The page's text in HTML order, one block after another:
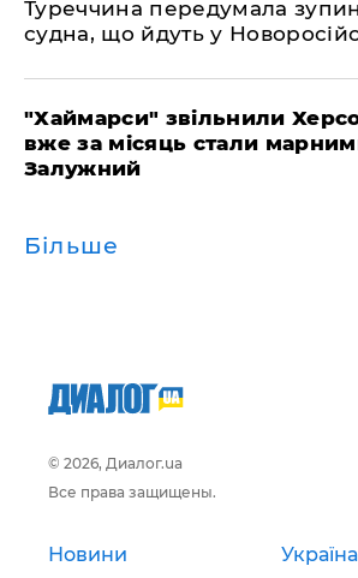
Туреччина передумала
судна, що йдуть у
"Хаймарси" звільнили
вже за місяць стали
Залужний
Більше
© 2026, Диалог.ua
Все права защищены.
Новини Україна